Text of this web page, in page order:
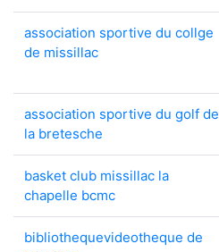
association sportive du collge
de missillac
association sportive du golf de
la bretesche
basket club missillac la
chapelle bcmc
bibliothequevideotheque de